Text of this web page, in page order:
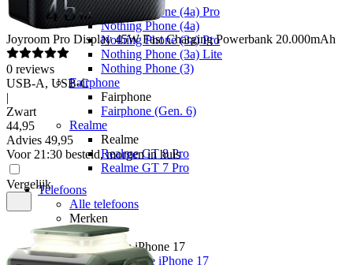
Nothing Phone (4a) Pro
Nothing Phone (4a)
Nothing Phone (3a) Pro
Nothing Phone (3a) Lite
Nothing Phone (3)
Fairphone
Fairphone
Fairphone (Gen. 6)
Realme
Realme
Realme GT 8 Pro
Realme GT 7 Pro
Telefoons
Alle telefoons
Merken
Apple
Apple iPhone 17
Alle Apple iPhone 17
Joyroom Pro Display 45W Fast Charging Powerbank 20.000mAh
0 reviews
USB-A, USB-C
|
Zwart
44,95
Advies 49,95
Voor 21:30 besteld, morgen in huis
Vergelijk